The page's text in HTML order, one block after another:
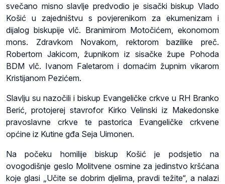
svečano misno slavlje predvodio je sisački biskup Vlado
Košić u zajedništvu s povjerenikom za ekumenizam i
dijalog biskupije vlč. Branimirom Motočićem, ekonomom
mons. Zdravkom Novakom, rektorom bazilike preč.
Robertom Jakicom, župnikom iz sisačke župe Pohoda
BDM vlč. Ivanom Faletarom i domaćim župnim vikarom
Kristijanom Pezićem.
Slavlju su nazočili i biskup Evangeličke crkve u RH Branko
Berić, protojerej stavrofor Kirko Velinski iz Makedonske
pravoslavne crkve te pastorica Evangeličke crkvene
općine iz Kutine gđa Seja Uimonen.
Na počeku homilije biskup Košić je podsjetio na
ovogodišnje geslo Molitvene osmine za jedinstvo kršćana
koje glasi „Učite se dobrim djelima, pravdi težite“, a nalazi